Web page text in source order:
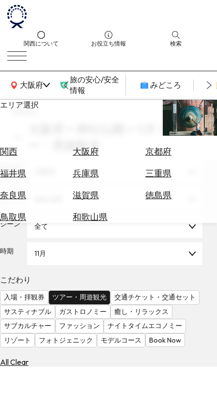
関西について お役立ち情報 検索
大阪府
関西広域MAP
旅の安心/安全
情報
みどころ
エリア選択
関西 大阪府
京都府
福井県
兵庫県
三重県
奈良県
滋賀県
徳島県
鳥取県
和歌山県
エ
券
テ
を
る
気
を
見
る
search
大阪府 × 神社仏閣 × 11月 × ツア
ー・周遊観光
エリア
テーマ
シーン 全て
時期 11月
こだわり
入場・拝観券 ツアー・周遊観光
交通チケット・交通セット
サスティナブル
ガストロノミー
癒し・リラックス
サブカルチャー
ファッション
ナイトタイムエコノミー
リゾート
フォトジェニック モデルコース Book Now
All Clear